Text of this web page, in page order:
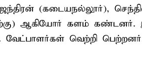
(கடையநல்லூர்),
ஆகியோர் களம் கண்டனர்.
வேட்பாளர்கள் வெற்றி